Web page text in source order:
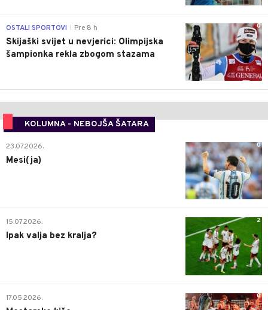
0
OSTALI SPORTOVI Pre 8 h
Skijaški svijet u nevjerici: Olimpijska
šampionka rekla zbogom stazama
KOLUMNA - NEBOJŠA ŠATARA
0
23.07.2026.
Mesi(ja)
2
15.07.2026.
Ipak valja bez kralja?
0
17.05.2026.